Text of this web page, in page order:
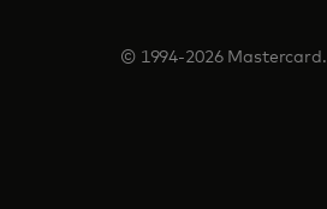
© 1994-2026 Mastercard.